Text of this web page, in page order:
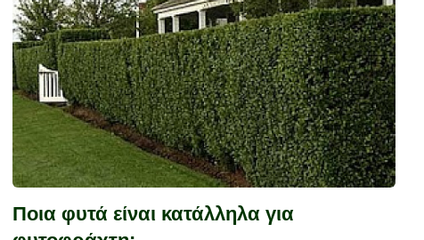
Ποια φυτά είναι κατάλληλα για